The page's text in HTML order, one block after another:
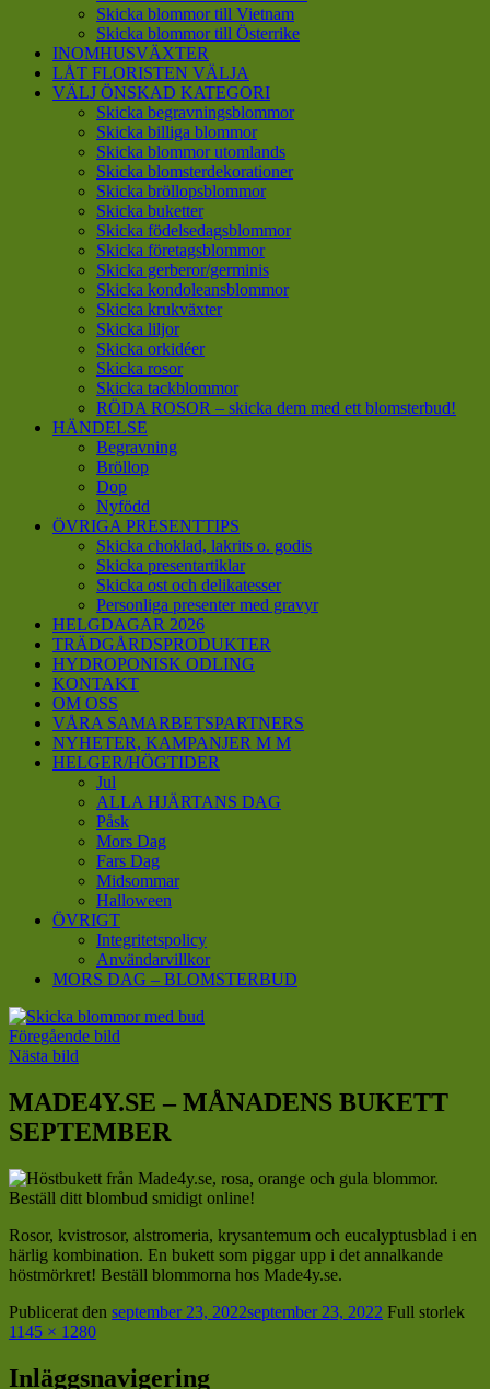
Skicka blommor till Vietnam
Skicka blommor till Österrike
INOMHUSVÄXTER
LÅT FLORISTEN VÄLJA
VÄLJ ÖNSKAD KATEGORI
Skicka begravningsblommor
Skicka billiga blommor
Skicka blommor utomlands
Skicka blomsterdekorationer
Skicka bröllopsblommor
Skicka buketter
Skicka födelsedagsblommor
Skicka företagsblommor
Skicka gerberor/germinis
Skicka kondoleansblommor
Skicka krukväxter
Skicka liljor
Skicka orkidéer
Skicka rosor
Skicka tackblommor
RÖDA ROSOR – skicka dem med ett blomsterbud!
HÄNDELSE
Begravning
Bröllop
Dop
Nyfödd
ÖVRIGA PRESENTTIPS
Skicka choklad, lakrits o. godis
Skicka presentartiklar
Skicka ost och delikatesser
Personliga presenter med gravyr
HELGDAGAR 2026
TRÄDGÅRDSPRODUKTER
HYDROPONISK ODLING
KONTAKT
OM OSS
VÅRA SAMARBETSPARTNERS
NYHETER, KAMPANJER M M
HELGER/HÖGTIDER
Jul
ALLA HJÄRTANS DAG
Påsk
Mors Dag
Fars Dag
Midsommar
Halloween
ÖVRIGT
Integritetspolicy
Användarvillkor
MORS DAG – BLOMSTERBUD
Föregående bild
Nästa bild
MADE4Y.SE – MÅNADENS BUKETT
SEPTEMBER
Rosor, kvistrosor, alstromeria, krysantemum och eucalyptusblad i en
härlig kombination. En bukett som piggar upp i det annalkande
höstmörkret! Beställ blommorna hos Made4y.se.
Publicerat den september 23, 2022september 23, 2022 Full storlek
1145 × 1280
Inläggsnavigering